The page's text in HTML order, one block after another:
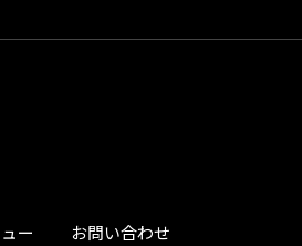
ー お問い合わせ